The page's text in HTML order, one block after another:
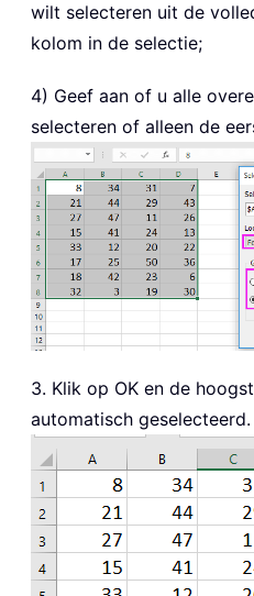
wilt selecteren uit de
kolom in de selectie;
4) Geef aan of u alle
selecteren of alleen de
3. Klik op OK en de
automatisch geselecteerd.